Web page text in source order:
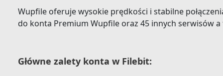
Wupfile oferuje wysokie prędkości i stabilne
do konta Premium Wupfile oraz 45 innych serwisów
Główne zalety konta w Filebit: